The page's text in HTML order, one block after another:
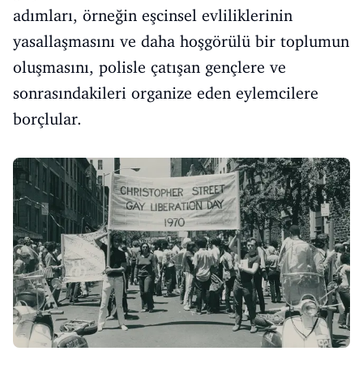
adımları, örneğin eşcinsel evliliklerinin
yasallaşmasını ve daha hoşgörülü bir toplumun
oluşmasını, polisle çatışan gençlere ve
sonrasındakileri organize eden eylemcilere
borçlular.